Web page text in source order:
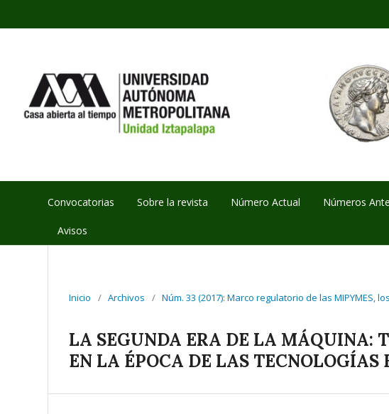
Convocatorias Sobre la revista Número Actual Números
Avisos
Inicio / Archivos / Núm. 33 (2017): Marco regulatorio de las MIPYMES,
LA SEGUNDA ERA DE LA MÁQUINA:
EN LA ÉPOCA DE LAS TECNOLOGÍAS